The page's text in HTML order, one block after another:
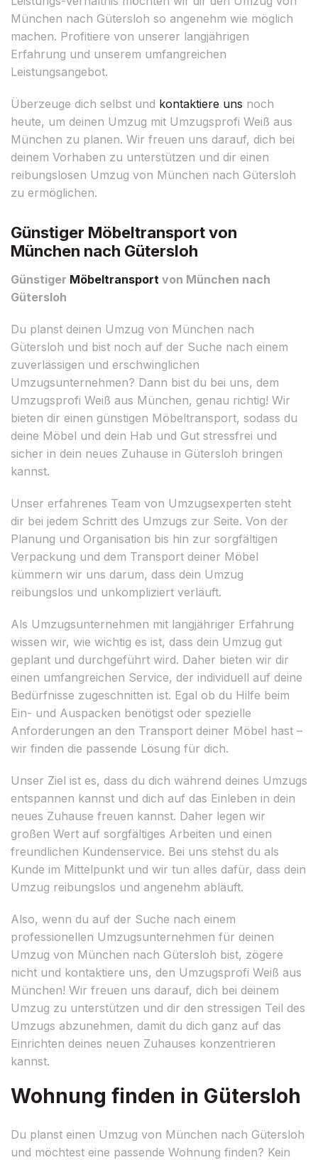
München nach Gütersloh so angenehm wie möglich
machen. Profitiere von unserer langjährigen
Erfahrung und unserem umfangreichen
Leistungsangebot.
Überzeuge dich selbst und kontaktiere uns noch
heute, um deinen Umzug mit Umzugsprofi Weiß aus
München zu planen. Wir freuen uns darauf, dich bei
deinem Vorhaben zu unterstützen und dir einen
reibungslosen Umzug von München nach Gütersloh
zu ermöglichen.
Günstiger Möbeltransport von
München nach Gütersloh
Günstiger Möbeltransport von München nach
Gütersloh
Du planst deinen Umzug von München nach
Gütersloh und bist noch auf der Suche nach einem
zuverlässigen und erschwinglichen
Umzugsunternehmen? Dann bist du bei uns, dem
Umzugsprofi Weiß aus München, genau richtig! Wir
bieten dir einen günstigen Möbeltransport, sodass du
deine Möbel und dein Hab und Gut stressfrei und
sicher in dein neues Zuhause in Gütersloh bringen
kannst.
Unser erfahrenes Team von Umzugsexperten steht
dir bei jedem Schritt des Umzugs zur Seite. Von der
Planung und Organisation bis hin zur sorgfältigen
Verpackung und dem Transport deiner Möbel
kümmern wir uns darum, dass dein Umzug
reibungslos und unkompliziert verläuft.
Als Umzugsunternehmen mit langjähriger Erfahrung
wissen wir, wie wichtig es ist, dass dein Umzug gut
geplant und durchgeführt wird. Daher bieten wir dir
einen umfangreichen Service, der individuell auf deine
Bedürfnisse zugeschnitten ist. Egal ob du Hilfe beim
Ein- und Auspacken benötigst oder spezielle
Anforderungen an den Transport deiner Möbel hast –
wir finden die passende Lösung für dich.
Unser Ziel ist es, dass du dich während deines Umzugs
entspannen kannst und dich auf das Einleben in dein
neues Zuhause freuen kannst. Daher legen wir
großen Wert auf sorgfältiges Arbeiten und einen
freundlichen Kundenservice. Bei uns stehst du als
Kunde im Mittelpunkt und wir tun alles dafür, dass dein
Umzug reibungslos und angenehm abläuft.
Also, wenn du auf der Suche nach einem
professionellen Umzugsunternehmen für deinen
Umzug von München nach Gütersloh bist, zögere
nicht und kontaktiere uns, den Umzugsprofi Weiß aus
München! Wir freuen uns darauf, dich bei deinem
Umzug zu unterstützen und dir den stressigen Teil des
Umzugs abzunehmen, damit du dich ganz auf das
Einrichten deines neuen Zuhauses konzentrieren
kannst.
Wohnung finden in Gütersloh
Du planst einen Umzug von München nach Gütersloh
und möchtest eine passende Wohnung finden? Kein